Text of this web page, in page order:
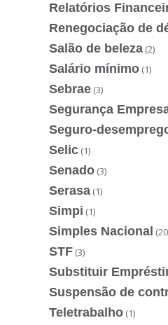
Relatórios
Renegociação de
Salão de beleza (2)
Salário mínimo (1)
Sebrae (3)
Segurança
Seguro-
Selic (1)
Senado (3)
Serasa (1)
Simpi (1)
Simples Nacional
STF (3)
Substituir
Suspensão de
Teletrabalho (1)